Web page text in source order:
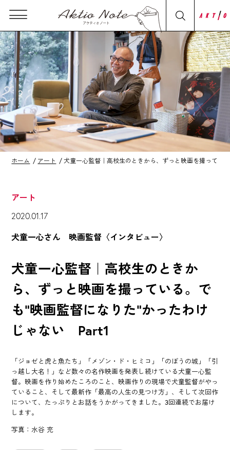
ホーム アート 犬童一心監督｜高校生のときから、ずっと映画を撮って
アート
2020.01.17
犬童一心さん 映画監督〈インタビュー〉
犬童一心監督｜高校生のときか
ら、ずっと映画を撮っている。で
も"映画監督になりた"かったわけ
じゃない Part1
「ジョゼと虎と魚たち」「メゾン・ド・ヒミコ」「のぼうの城」「引
っ越し大名！」など数々の名作映画を発表し続けている犬童一心監
督。映画を作り始めたころのこと、映画作りの現場で犬童監督がやっ
ていること、そして最新作「最高の人生の見つけ方」、そして次回作
について、たっぷりとお話をうかがってきました。3回連続でお届け
します。
写真：水谷 充